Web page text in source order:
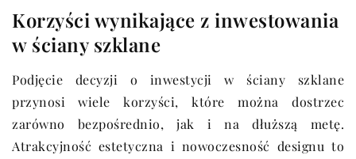
Korzyści wynikające z inwestowania
w ściany szklane
Podjęcie decyzji o inwestycji w ściany szklane
przynosi wiele korzyści, które można dostrzec
zarówno bezpośrednio, jak i na dłuższą metę.
Atrakcyjność estetyczna i nowoczesność designu to